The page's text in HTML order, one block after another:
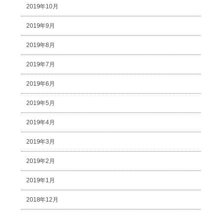
2019年10月
2019年9月
2019年8月
2019年7月
2019年6月
2019年5月
2019年4月
2019年3月
2019年2月
2019年1月
2018年12月